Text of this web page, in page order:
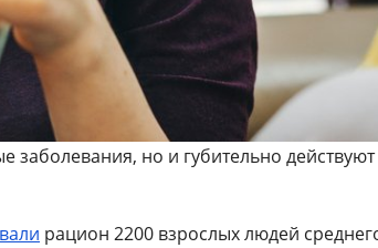
но и губительно
рацион 2200 взрослых людей